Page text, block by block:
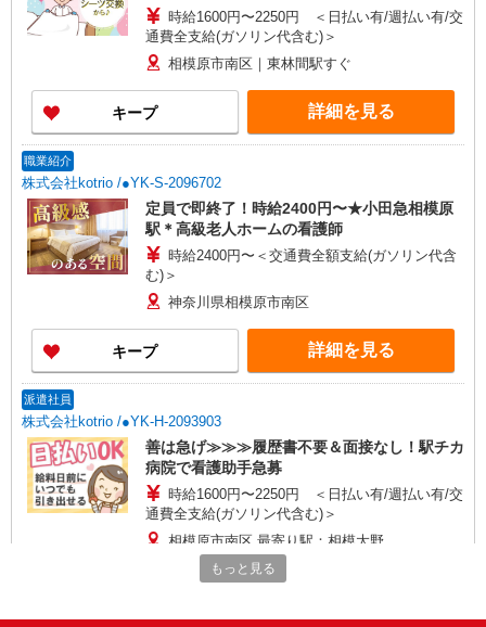
時給1600円〜2250円 ＜日払い有/週払い有/交
通費全支給(ガソリン代含む)＞
相模原市南区｜東林間駅すぐ
キープ 詳細を見る
職業紹介
株式会社kotrio /●YK-S-2096702
定員で即終了！時給2400円〜★小田急相模原
駅＊高級老人ホームの看護師
時給2400円〜＜交通費全額支給(ガソリン代含
む)＞
神奈川県相模原市南区
キープ 詳細を見る
派遣社員
株式会社kotrio /●YK-H-2093903
善は急げ≫≫≫履歴書不要＆面接なし！駅チカ
病院で看護助手急募
時給1600円〜2250円 ＜日払い有/週払い有/交
通費全支給(ガソリン代含む)＞
相模原市南区 最寄り駅：相模大野
もっと見る